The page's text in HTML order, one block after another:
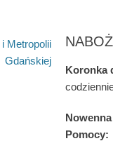
i Metropolii
Gdańskiej
Koronka
Pomocy: